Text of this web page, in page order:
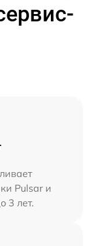
Pulsar и
3 лет.